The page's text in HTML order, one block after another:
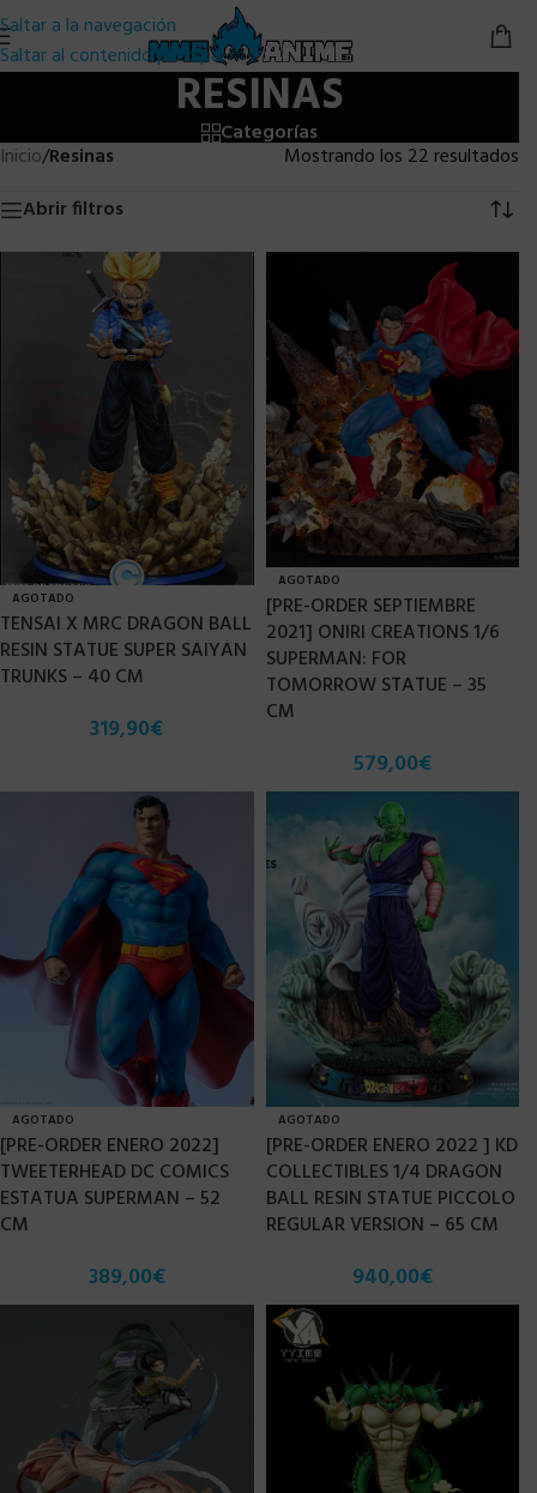
Saltar a la navegación
Saltar al contenido principal
RESINAS
Categorías
Inicio/Resinas Mostrando los 22 resultados
Abrir filtros
AGOTADO
TENSAI X MRC DRAGON BALL
RESIN STATUE SUPER SAIYAN
TRUNKS – 40 CM
319,90€
AGOTADO
[PRE-ORDER SEPTIEMBRE
2021] ONIRI CREATIONS 1/6
SUPERMAN: FOR
TOMORROW STATUE – 35
CM
579,00€
AGOTADO
[PRE-ORDER ENERO 2022]
TWEETERHEAD DC COMICS
ESTATUA SUPERMAN – 52
CM
389,00€
AGOTADO
[PRE-ORDER ENERO 2022 ] KD
COLLECTIBLES 1/4 DRAGON
BALL RESIN STATUE PICCOLO
REGULAR VERSION – 65 CM
940,00€